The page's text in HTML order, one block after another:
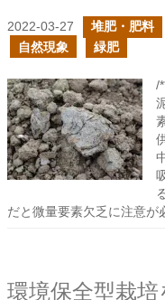
2022-03-27 堆肥・肥料
自然現象
緑肥
/
だと微量要素欠乏に注意が